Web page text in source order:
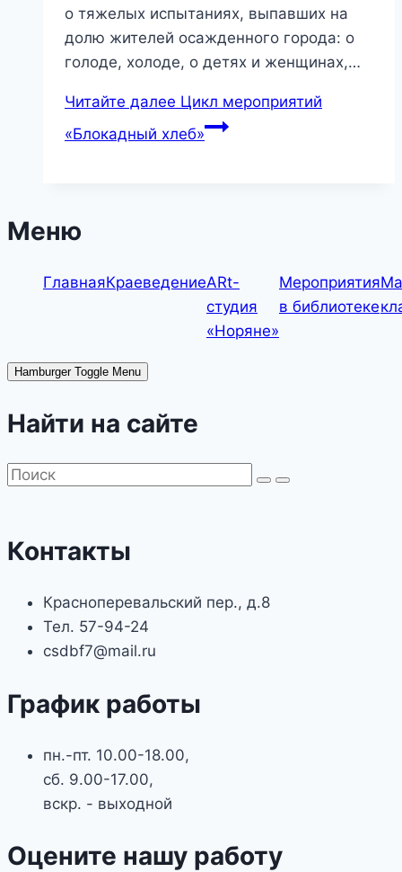
о тяжелых испытаниях, выпавших на
долю жителей осажденного города: о
голоде, холоде, о детях и женщинах,…
Читайте далее Цикл мероприятий
«Блокадный хлеб»
Меню
ГлавнаяКраеведениеARt-
студия
«Норяне»
Мероприятия
в библиотеке
Hamburger Toggle Menu
Найти на сайте
Контакты
Красноперевальский пер., д.8
Тел. 57-94-24
csdbf7@mail.ru
График работы
пн.-пт. 10.00-18.00,
сб. 9.00-17.00,
вскр. - выходной
Оцените нашу работу